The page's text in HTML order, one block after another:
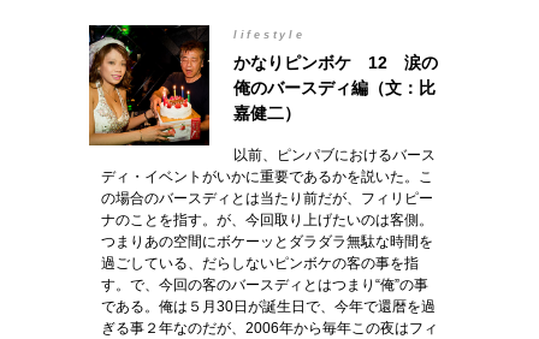
lifestyle
かなりピンボケ 12 涙の
俺のバースディ編（文：比
嘉健二）
以前、ピンパブにおけるバース
ディ・イベントがいかに重要であるかを説いた。こ
の場合のバースディとは当たり前だが、フィリピー
ナのことを指す。が、今回取り上げたいのは客側。
つまりあの空間にボケーッとダラダラ無駄な時間を
過ごしている、だらしないピンボケの客の事を指
す。で、今回の客のバースディとはつまり“俺”の事
である。俺は５月30日が誕生日で、今年で還暦を過
ぎる事２年なのだが、2006年から毎年この夜はフィ